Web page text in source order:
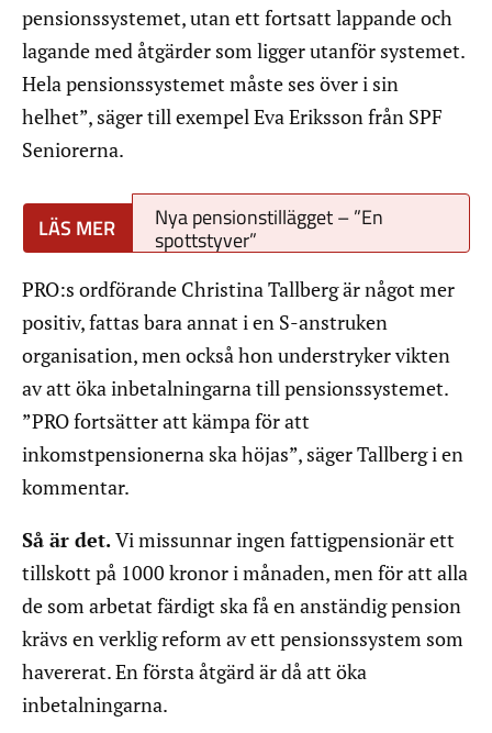
pensionssystemet, utan ett fortsatt lappande och
lagande med åtgärder som ligger utanför systemet.
Hela pensionssystemet måste ses över i sin
helhet”, säger till exempel Eva Eriksson från SPF
Seniorerna.
Nya pensionstillägget – ”En
spottstyver”
PRO:s ordförande Christina Tallberg är något mer
positiv, fattas bara annat i en S-anstruken
organisation, men också hon understryker vikten
av att öka inbetalningarna till pensionssystemet.
”PRO fortsätter att kämpa för att
inkomstpensionerna ska höjas”, säger Tallberg i en
kommentar.
Så är det.Vi missunnar ingen fattigpensionär ett
tillskott på 1000 kronor i månaden, men för att alla
de som arbetat färdigt ska få en anständig pension
krävs en verklig reform av ett pensionssystem som
havererat. En första åtgärd är då att öka
inbetalningarna.